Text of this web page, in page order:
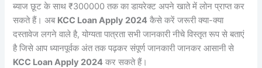
ब्याज छूट के साथ ₹300000 तक का डायरेक्ट अपने खाते में लोन प्राप्त कर
सकते हैं। अब KCC Loan Apply 2024 कैसे करें जरूरी क्या-क्या
दस्तावेज लगने वाले है, योग्यता पात्रता सभी जानकारी नीचे विस्तृत रूप से बताएं
है जिसे आप ध्यानपूर्वक अंत तक पढ़कर संपूर्ण जानकारी जानकर आसानी से
KCC Loan Apply 2024 कर सकते हैं।